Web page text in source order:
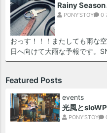
Rainy
PONY'STOY 0
おっす！！！またしても雨な
日へ向けて大雨な予報です。
Featured Posts
events
光風と
PONY'STOY